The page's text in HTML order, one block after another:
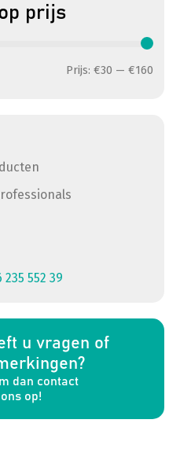
prijs
Prijs: €30 — €160
235 552 39
u vragen of
dan contact
op!